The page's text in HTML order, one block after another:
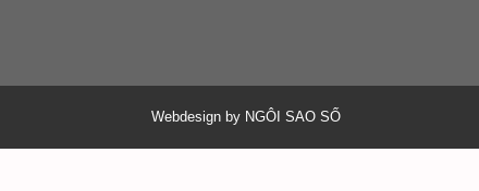
Webdesign by NGÔI SAO SỐ